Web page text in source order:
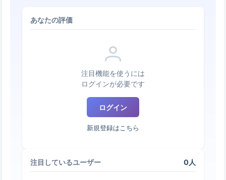
あなたの評価
注目機能を使うには
ログインが必要です
ログイン
新規登録はこちら
注目しているユーザー 0人